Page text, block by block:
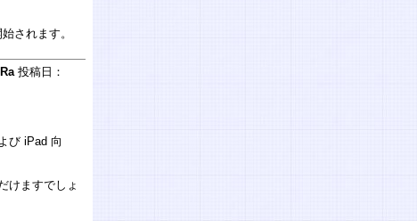
されます。
投稿日：
び iPad 向
けますでしょ